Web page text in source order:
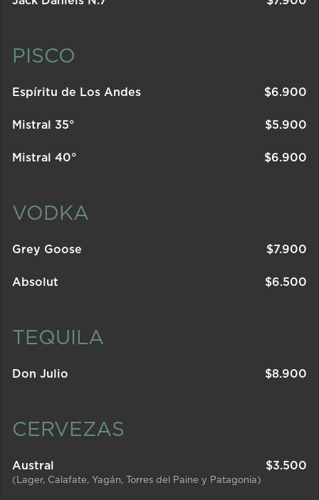
PISCO
Espíritu de Los Andes $6.900
Mistral 35° $5.900
Mistral 40° $6.900
VODKA
Grey Goose $7.900
Absolut $6.500
TEQUILA
Don Julio $8.900
CERVEZAS
Austral $3.500
(Lager, Calafate, Yagán, Torres del Paine y Patagonia)